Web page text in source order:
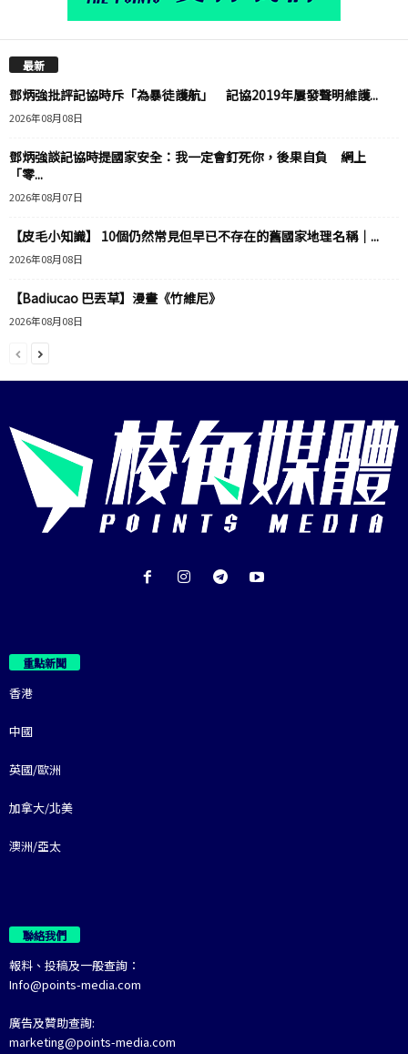
最新
鄧炳強批評記協時斥「為暴徒護航」 記協2019年屢發聲明維護...
2026年08月08日
鄧炳強談記協時提國家安全：我一定會釘死你，後果自負 網上
「零...
2026年08月07日
【皮毛小知識】 10個仍然常見但早已不存在的舊國家地理名稱｜...
2026年08月08日
【Badiucao 巴丟草】漫畫《竹維尼》
2026年08月08日
重點新聞
香港
中國
英國/歐洲
加拿大/北美
澳洲/亞太
聯絡我們
報料、投稿及一般查詢：
Info@points-media.com
廣告及贊助查詢:
marketing@points-media.com